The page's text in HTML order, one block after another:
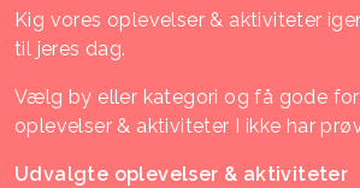
Kig vores oplevelser & aktiviteter
til jeres dag.
Vælg by eller kategori og få gode
oplevelser & aktiviteter I ikke har
Udvalgte oplevelser & aktiviteter